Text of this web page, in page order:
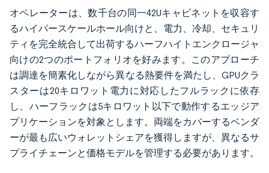
オペレーターは、数千台の同一42Uキャビネットを収容す
るハイパースケールホール向けと、電力、冷却、セキュリ
ティを完全統合して出荷するハーフハイトエンクロージャ
向けの2つのポートフォリオを好みます。このアプローチ
は調達を簡素化しながら異なる熱要件を満たし、GPUクラ
スターは20キロワット電力に対応したフルラックに依存
し、ハーフラックは5キロワット以下で動作するエッジア
プリケーションを対象とします。両端をカバーするベンダ
ーが最も広いウォレットシェアを獲得しますが、異なるサ
プライチェーンと価格モデルを管理する必要があります。